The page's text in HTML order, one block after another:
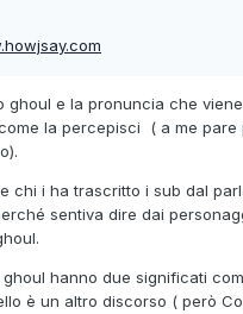
ghoul e la pronuncia che
la percepisci ( a me pare
chi i ha trascritto i sub dal
sentiva dire dai
hanno due significati
è un altro discorso ( però